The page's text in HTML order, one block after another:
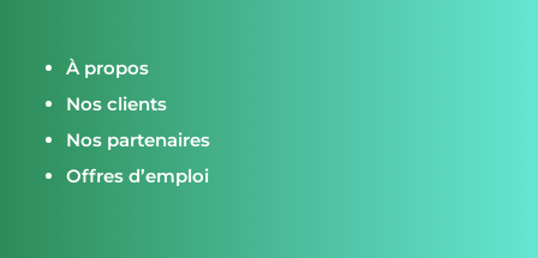
À propos
Nos clients
Nos partenaires
Offres d’emploi